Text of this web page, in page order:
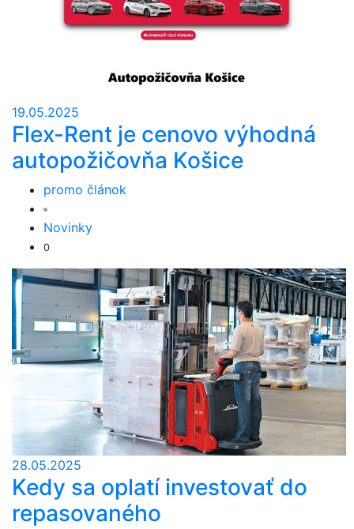
19.05.2025
Flex-Rent je cenovo výhodná
autopožičovňa Košice
promo článok
Novinky
0
28.05.2025
Kedy sa oplatí investovať do
repasovaného